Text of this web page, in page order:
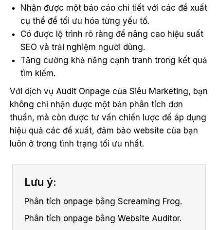
Nhận được một báo cáo chi tiết với các đề xuất
cụ thể để tối ưu hóa từng yếu tố.
Có được lộ trình rõ ràng để nâng cao hiệu suất
SEO và trải nghiệm người dùng.
Tăng cường khả năng cạnh tranh trong kết quả
tìm kiếm.
Với dịch vụ Audit Onpage của Siêu Marketing, bạn
không chỉ nhận được một bản phân tích đơn
thuần, mà còn được tư vấn chiến lược để áp dụng
hiệu quả các đề xuất, đảm bảo website của bạn
luôn ở trong tình trạng tối ưu nhất.
Lưu ý:
Phân tích onpage bằng Screaming Frog.
Phân tích onpage bằng Website Auditor.